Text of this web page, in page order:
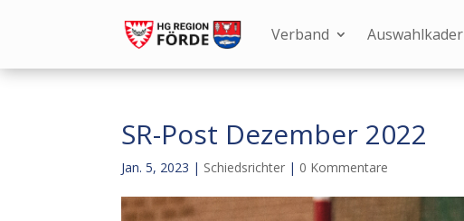
Verband Auswahlkader
SR-Post Dezember 2022
Jan. 5, 2023 | Schiedsrichter | 0 Kommentare